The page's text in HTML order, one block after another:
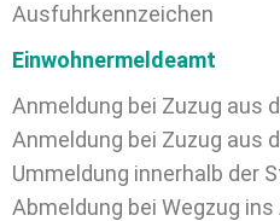
Ausfuhrkennzeichen
Einwohnermeldeamt
Anmeldung bei Zuzug aus
Anmeldung bei Zuzug aus
Ummeldung innerhalb der
Abmeldung bei Wegzug